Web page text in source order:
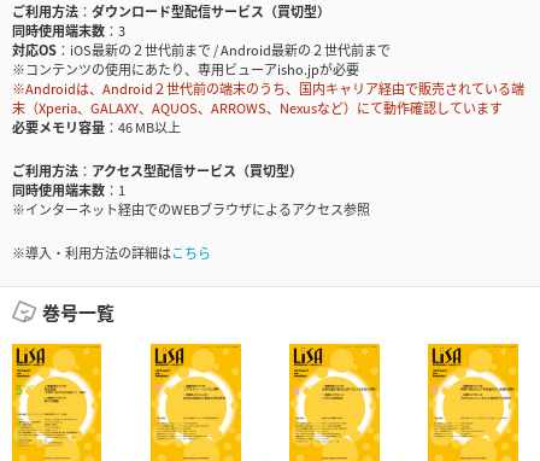
ご利用方法
ダウンロード型配信サービス（買切型）
同時使用端末数
3
対応OS
iOS最新の２世代前まで / Android最新の２世代前まで
※コンテンツの使用にあたり、専用ビューアisho.jpが必要
※Androidは、Android２世代前の端末のうち、国内キャリア経由で販売されている端
末（Xperia、GALAXY、AQUOS、ARROWS、Nexusなど）にて動作確認しています
必要メモリ容量
46 MB以上
ご利用方法
アクセス型配信サービス（買切型）
同時使用端末数
1
※インターネット経由でのWEBブラウザによるアクセス参照
※導入・利用方法の詳細はこちら
巻号一覧